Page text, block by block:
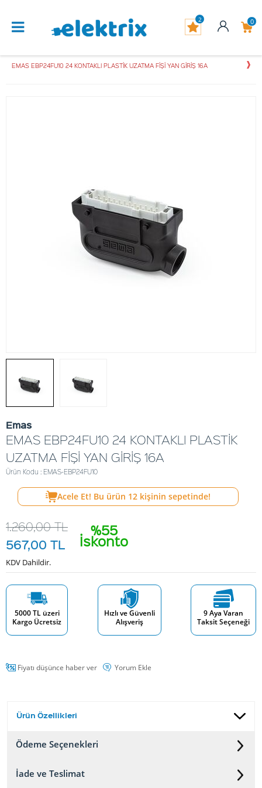
0
2
EMAS EBP24FU10 24 KONTAKLI PLASTİK UZATMA FİŞİ YAN GİRİŞ 16A
Emas
EMAS EBP24FU10 24 KONTAKLI PLASTİK
UZATMA FİŞİ YAN GİRİŞ 16A
Ürün Kodu : EMAS-EBP24FU10
Acele Et! Bu ürün 12 kişinin sepetinde!
%55
İskonto
1.260,00TL
567,00 TL
KDV Dahildir.
5000 TL üzeri
Kargo Ücretsiz
Hızlı ve Güvenli
Alışveriş
9 Aya Varan
Taksit Seçeneği
Fiyatı düşünce haber ver Yorum Ekle
Ürün Özellikleri
Ödeme Seçenekleri
İade ve Teslimat